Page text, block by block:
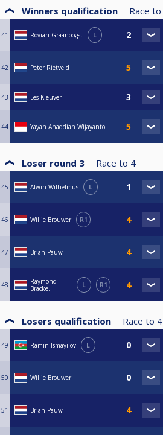
Winners qualification Race to
41 Rovian Graanoogst L
42 Peter Rietveld
43 Les Kleuver
44 Yayan Ahaddian Wijayanto
Loser round 3 Race to 4
45 Alwin Wilhelmus L
46 Willie Brouwer R1
47 Brian Pauw
48
Raymond
Bracke.
L R1
Losers qualification Race to 4
49 Ramin Ismayilov L
50 Willie Brouwer
51 Brian Pauw